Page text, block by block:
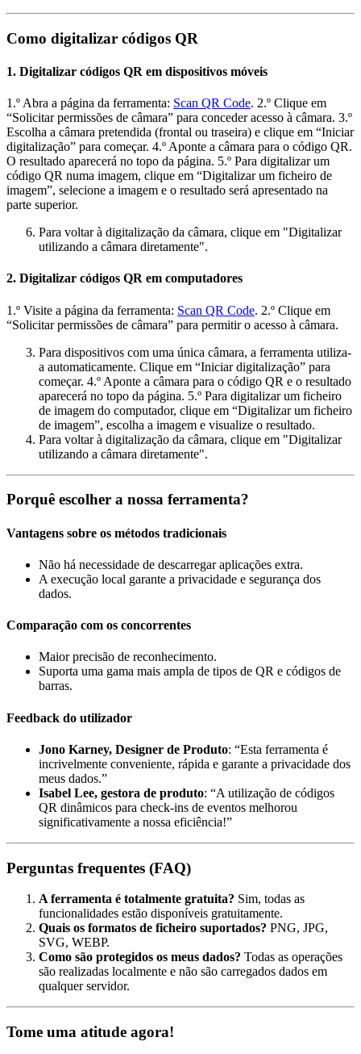
Como digitalizar códigos QR
1. Digitalizar códigos QR em dispositivos móveis
1.º Abra a página da ferramenta: Scan QR Code. 2.º Clique em
“Solicitar permissões de câmara” para conceder acesso à câmara. 3.º
Escolha a câmara pretendida (frontal ou traseira) e clique em “Iniciar
digitalização” para começar. 4.º Aponte a câmara para o código QR.
O resultado aparecerá no topo da página. 5.º Para digitalizar um
código QR numa imagem, clique em “Digitalizar um ficheiro de
imagem”, selecione a imagem e o resultado será apresentado na
parte superior.
Para voltar à digitalização da câmara, clique em "Digitalizar
utilizando a câmara diretamente".
2. Digitalizar códigos QR em computadores
1.º Visite a página da ferramenta: Scan QR Code. 2.º Clique em
“Solicitar permissões de câmara” para permitir o acesso à câmara.
Para dispositivos com uma única câmara, a ferramenta utiliza-
a automaticamente. Clique em “Iniciar digitalização” para
começar. 4.º Aponte a câmara para o código QR e o resultado
aparecerá no topo da página. 5.º Para digitalizar um ficheiro
de imagem do computador, clique em “Digitalizar um ficheiro
de imagem”, escolha a imagem e visualize o resultado.
Para voltar à digitalização da câmara, clique em "Digitalizar
utilizando a câmara diretamente".
Porquê escolher a nossa ferramenta?
Vantagens sobre os métodos tradicionais
Não há necessidade de descarregar aplicações extra.
A execução local garante a privacidade e segurança dos
dados.
Comparação com os concorrentes
Maior precisão de reconhecimento.
Suporta uma gama mais ampla de tipos de QR e códigos de
barras.
Feedback do utilizador
Jono Karney, Designer de Produto: “Esta ferramenta é
incrivelmente conveniente, rápida e garante a privacidade dos
meus dados.”
Isabel Lee, gestora de produto: “A utilização de códigos
QR dinâmicos para check-ins de eventos melhorou
significativamente a nossa eficiência!”
Perguntas frequentes (FAQ)
A ferramenta é totalmente gratuita? Sim, todas as
funcionalidades estão disponíveis gratuitamente.
Quais os formatos de ficheiro suportados? PNG, JPG,
SVG, WEBP.
Como são protegidos os meus dados? Todas as operações
são realizadas localmente e não são carregados dados em
qualquer servidor.
Tome uma atitude agora!